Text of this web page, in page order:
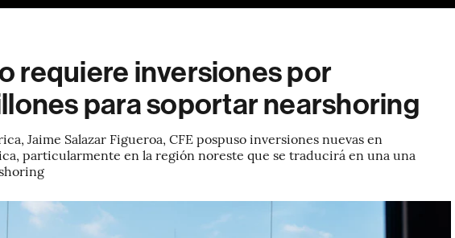
requiere inversiones por
para soportar nearshoring
Jaime Salazar Figueroa, CFE pospuso inversiones nuevas en
particularmente en la región noreste que se traducirá en una una